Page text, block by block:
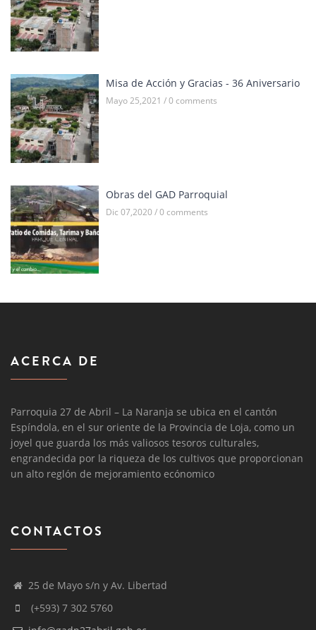
Misa de Acción y Gracias - 36 Aniversario
Mayo 25,2021 / 0 comments
Obras del GAD Parroquial
Dic 07,2020 / 0 comments
ACERCA DE
Parroquia 27 de Abril – La Naranja se ubica en el cantón
Espíndola, en el sur oriente de la Provincia de Loja, como un
joyel que guarda los más valiosos tesoros culturales,
engrandecida por la riqueza de los cultivos que proporcionan
un alto reglón de mejoramiento ecónomico
CONTACTOS
25 de Mayo s/n y Av. Libertad
(+593) 7 302 5760